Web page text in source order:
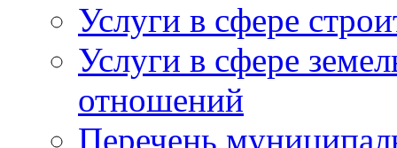
Услуги в сфере
Услуги в сфере
отношений
Перечень